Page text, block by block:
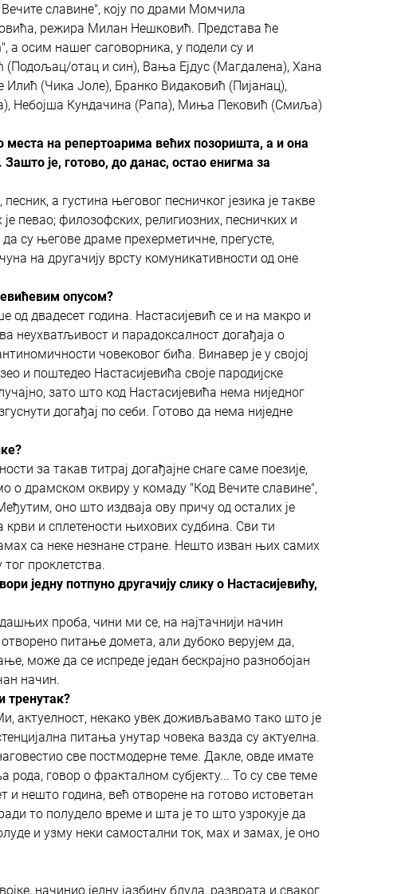
Вечите славине", коју по драми Момчила
режира Милан Нешковић. Представа ће
а осим нашег саговорника, у подели су и
отац и син), Вања Ејдус (Магдалена), Хана
(Чика Јоле), Бранко Видаковић (Пијанац),
Небојша Кундачина (Рапа), Миња Пековић (Смиља)
на репертоарима већих позоришта, а и она
је, готово, до данас, остао енигма за
а густина његовог песничког језика је такве
певао; филозофских, религиозних, песничких и
су његове драме прехерметичне, прегусте,
на другачију врсту комуникативности од оне
опусом?
двадесет година. Настасијевић се и на макро и
неухватљивост и парадоксалност догађаја о
човековог бића. Винавер је у својој
и поштедео Настасијевића своје пародијске
зато што код Настасијевића нема ниједног
догађај по себи. Готово да нема ниједне
за такав титрај догађајне снаге саме поезије,
о драмском оквиру у комаду "Код Вечите славине",
оно што издваја ову причу од осталих је
крви и сплетености њихових судбина. Сви ти
са неке незнане стране. Нешто изван њих самих
проклетства.
једну потпуно другачију слику о Настасијевићу,
проба, чини ми се, на најтачнији начин
питање домета, али дубоко верујем да,
може да се испреде један бескрајно разнобојан
начин.
тренутак?
актуелност, некако увек доживљавамо тако што је
питања унутар човека вазда су актуелна.
све постмодерне теме. Дакле, овде имате
говор о фракталном субјекту... То су све теме
и нешто година, већ отворене на готово истоветан
то полудело време и шта је то што узрокује да
и узму неки самостални ток, мах и замах, је оно
начинио једну јазбину блуда, разврата и сваког